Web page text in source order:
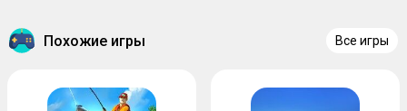
Похожие игры Все игры